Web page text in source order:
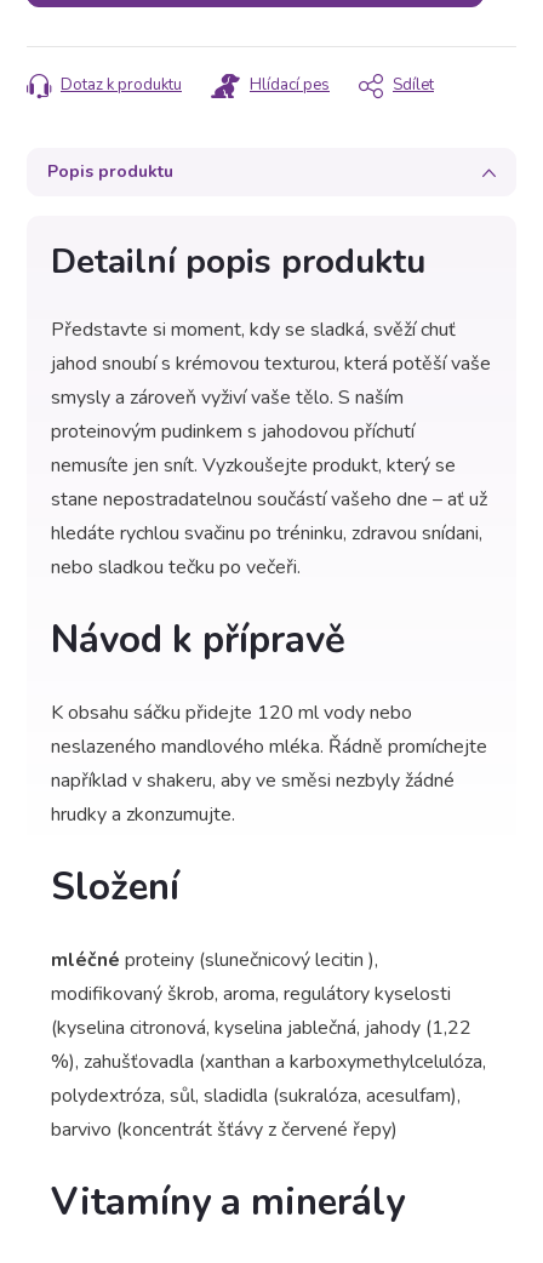
Dotaz k produktu Hlídací pes Sdílet
Popis produktu
Detailní popis produktu
Představte si moment, kdy se sladká, svěží chuť
jahod snoubí s krémovou texturou, která potěší vaše
smysly a zároveň vyživí vaše tělo. S naším
proteinovým pudinkem s jahodovou příchutí
nemusíte jen snít. Vyzkoušejte produkt, který se
stane nepostradatelnou součástí vašeho dne – ať už
hledáte rychlou svačinu po tréninku, zdravou snídani,
nebo sladkou tečku po večeři.
Návod k přípravě
K obsahu sáčku přidejte 120 ml vody nebo
neslazeného mandlového mléka. Řádně promíchejte
například v shakeru, aby ve směsi nezbyly žádné
hrudky a zkonzumujte.
Složení
mléčné proteiny (slunečnicový lecitin ),
modifikovaný škrob, aroma, regulátory kyselosti
(kyselina citronová, kyselina jablečná, jahody (1,22
%), zahušťovadla (xanthan a karboxymethylcelulóza,
polydextróza, sůl, sladidla (sukralóza, acesulfam),
barvivo (koncentrát šťávy z červené řepy)
Vitamíny a minerály